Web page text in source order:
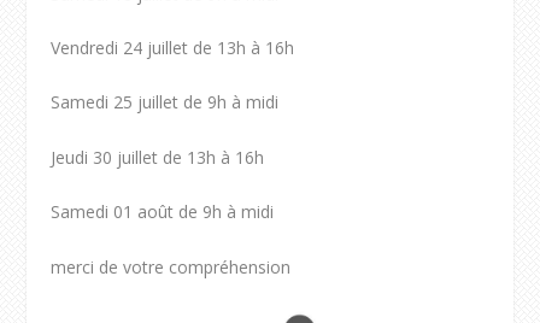
Vendredi 24 juillet de 13h à 16h
Samedi 25 juillet de 9h à midi
Jeudi 30 juillet de 13h à 16h
Samedi 01 août de 9h à midi
merci de votre compréhension